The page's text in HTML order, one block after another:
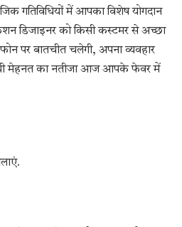
गतिविधियों में आपका विशेष योगदान
डिजाइनर को किसी कस्टमर से अच्छा
पर बातचीत चलेगी, अपना व्यवहार
मेहनत का नतीजा आज आपके फेवर में